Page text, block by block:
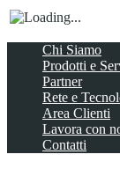
Chi Siamo
Prodotti e
Partner
Rete e
Area Clienti
Lavora con
Contatti